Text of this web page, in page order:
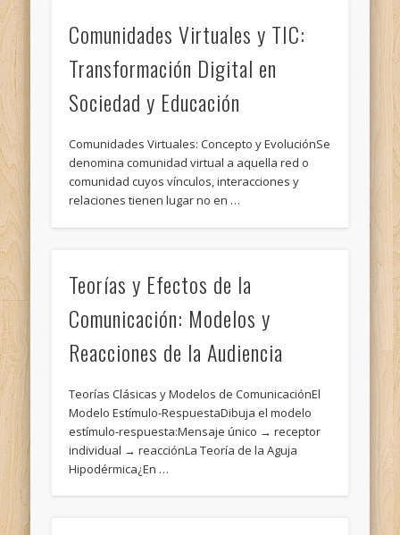
Comunidades Virtuales y TIC:
Transformación Digital en
Sociedad y Educación
Comunidades Virtuales: Concepto y EvoluciónSe
denomina comunidad virtual a aquella red o
comunidad cuyos vínculos, interacciones y
relaciones tienen lugar no en …
Teorías y Efectos de la
Comunicación: Modelos y
Reacciones de la Audiencia
Teorías Clásicas y Modelos de ComunicaciónEl
Modelo Estímulo-RespuestaDibuja el modelo
estímulo-respuesta:Mensaje único → receptor
individual → reacciónLa Teoría de la Aguja
Hipodérmica¿En …